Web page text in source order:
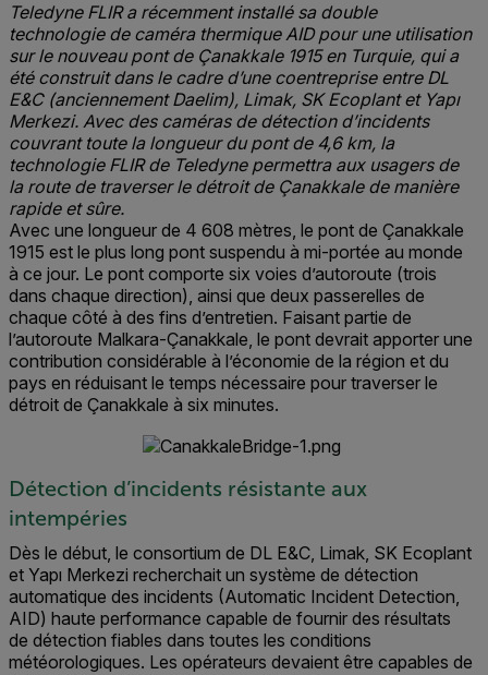
Teledyne FLIR a récemment installé sa double
technologie de caméra thermique AID pour une utilisation
sur le nouveau pont de Çanakkale 1915 en Turquie, qui a
été construit dans le cadre d’une coentreprise entre DL
E&C (anciennement Daelim), Limak, SK Ecoplant et Yapı
Merkezi. Avec des caméras de détection d’incidents
couvrant toute la longueur du pont de 4,6 km, la
technologie FLIR de Teledyne permettra aux usagers de
la route de traverser le détroit de Çanakkale de manière
rapide et sûre.
Avec une longueur de 4 608 mètres, le pont de Çanakkale
1915 est le plus long pont suspendu à mi-portée au monde
à ce jour. Le pont comporte six voies d’autoroute (trois
dans chaque direction), ainsi que deux passerelles de
chaque côté à des fins d’entretien. Faisant partie de
l’autoroute Malkara-Çanakkale, le pont devrait apporter une
contribution considérable à l’économie de la région et du
pays en réduisant le temps nécessaire pour traverser le
détroit de Çanakkale à six minutes.
Détection d’incidents résistante aux
intempéries
Dès le début, le consortium de DL E&C, Limak, SK Ecoplant
et Yapı Merkezi recherchait un système de détection
automatique des incidents (Automatic Incident Detection,
AID) haute performance capable de fournir des résultats
de détection fiables dans toutes les conditions
météorologiques. Les opérateurs devaient être capables de